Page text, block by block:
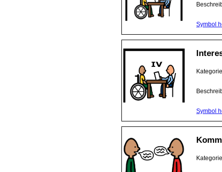
Symbol
Symbol